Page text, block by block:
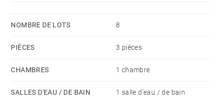
NOMBRE DE LOTS 8
PIÈCES 3 pièces
CHAMBRES 1 chambre
SALLES D'EAU / DE BAIN 1 salle d'eau / de bain